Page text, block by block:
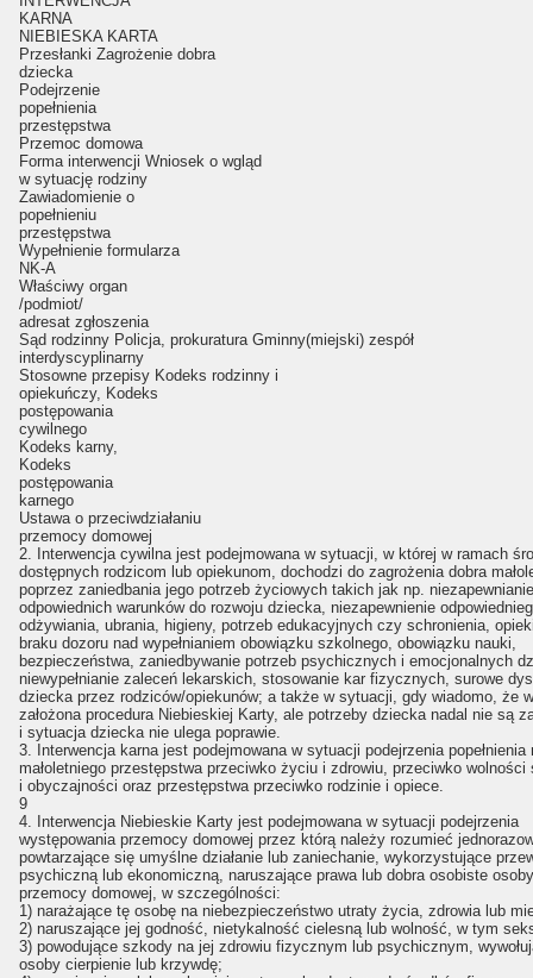
KARNA
NIEBIESKA KARTA
Przesłanki Zagrożenie dobra
dziecka
Podejrzenie
popełnienia
przestępstwa
Przemoc domowa
Forma interwencji Wniosek o wgląd
w sytuację rodziny
Zawiadomienie o
popełnieniu
przestępstwa
Wypełnienie formularza
NK-A
Właściwy organ
/podmiot/
adresat zgłoszenia
Sąd rodzinny Policja, prokuratura Gminny(miejski) zespół
interdyscyplinarny
Stosowne przepisy Kodeks rodzinny i
opiekuńczy, Kodeks
postępowania
cywilnego
Kodeks karny,
Kodeks
postępowania
karnego
Ustawa o przeciwdziałaniu
przemocy domowej
2. Interwencja cywilna jest podejmowana w sytuacji, w której w ramach
dostępnych rodzicom lub opiekunom, dochodzi do zagrożenia dobra
poprzez zaniedbania jego potrzeb życiowych takich jak np. niezapewnianie
odpowiednich warunków do rozwoju dziecka, niezapewnienie
odżywiania, ubrania, higieny, potrzeb edukacyjnych czy schronienia,
braku dozoru nad wypełnianiem obowiązku szkolnego, obowiązku nauki,
bezpieczeństwa, zaniedbywanie potrzeb psychicznych i emocjonalnych
niewypełnianie zaleceń lekarskich, stosowanie kar fizycznych, surowe
dziecka przez rodziców/opiekunów; a także w sytuacji, gdy wiadomo, że
założona procedura Niebieskiej Karty, ale potrzeby dziecka nadal nie są
i sytuacja dziecka nie ulega poprawie.
3. Interwencja karna jest podejmowana w sytuacji podejrzenia popełnienia
małoletniego przestępstwa przeciwko życiu i zdrowiu, przeciwko wolności
i obyczajności oraz przestępstwa przeciwko rodzinie i opiece.
9
4. Interwencja Niebieskie Karty jest podejmowana w sytuacji podejrzenia
występowania przemocy domowej przez którą należy rozumieć
powtarzające się umyślne działanie lub zaniechanie, wykorzystujące
psychiczną lub ekonomiczną, naruszające prawa lub dobra osobiste
przemocy domowej, w szczególności:
1) narażające tę osobę na niebezpieczeństwo utraty życia, zdrowia lub
2) naruszające jej godność, nietykalność cielesną lub wolność, w tym
3) powodujące szkody na jej zdrowiu fizycznym lub psychicznym,
osoby cierpienie lub krzywdę;